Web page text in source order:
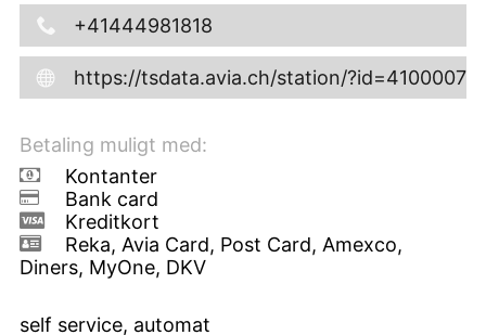
+41444981818
https://tsdata.avia.ch/station/
Betaling muligt med:
Kontanter
Bank card
Kreditkort
Reka, Avia Card, Post Card, Amexco,
Diners, MyOne, DKV
self service, automat